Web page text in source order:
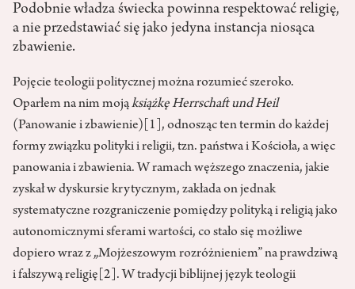
Podobnie władza świecka powinna respektować religię,
a nie przedstawiać się jako jedyna instancja niosąca
zbawienie.
Pojęcie teologii politycznej można rozumieć szeroko.
Oparłem na nim mojąksiążkę Herrschaft und Heil
(Panowanie i zbawienie) [1] , odnosząc ten termin do każdej
formy związku polityki i religii, tzn. państwa i Kościoła, a więc
panowania i zbawienia. W ramach węższego znaczenia, jakie
zyskał w dyskursie krytycznym, zakłada on jednak
systematyczne rozgraniczenie pomiędzy polityką i religią jako
autonomicznymi sferami wartości, co stało się możliwe
dopiero wraz z „Mojżeszowym rozróżnieniem” na prawdziwą
i fałszywą religię [2] . W tradycji biblijnej język teologii